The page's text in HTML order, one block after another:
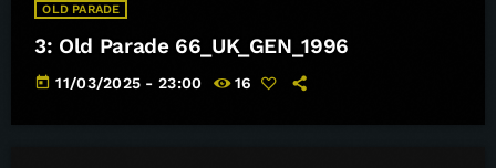
OLD PARADE
3: Old Parade 66_UK_GEN_1996
today 11/03/2025 - 23:00 16